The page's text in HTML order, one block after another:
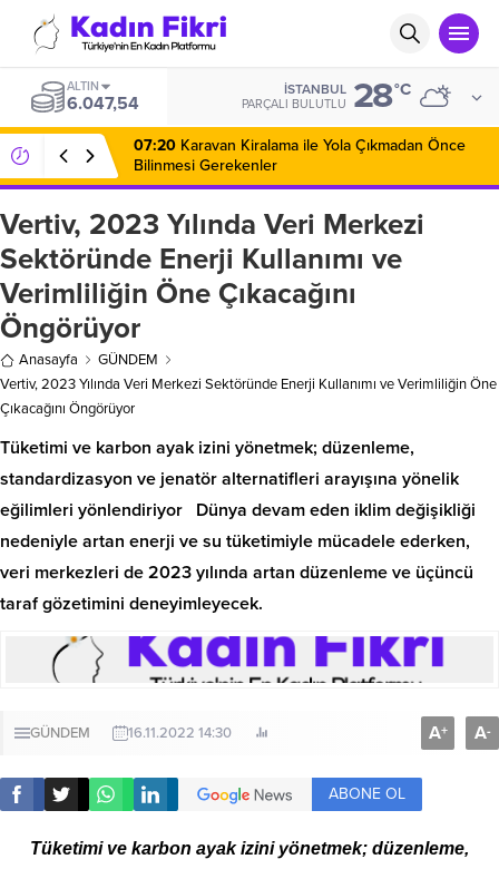
ALTIN
6.047,54
İSTANBUL
PARÇALI BULUTLU 28°C
07:20 Karavan Kiralama ile Yola Çıkmadan Önce
Bilinmesi Gerekenler
Vertiv, 2023 Yılında Veri Merkezi
Sektöründe Enerji Kullanımı ve
Verimliliğin Öne Çıkacağını
Öngörüyor
Anasayfa
GÜNDEM
Vertiv, 2023 Yılında Veri Merkezi Sektöründe Enerji Kullanımı ve Verimliliğin Öne
Çıkacağını Öngörüyor
Tüketimi ve karbon ayak izini yönetmek; düzenleme,
standardizasyon ve jenatör alternatifleri arayışına yönelik
eğilimleri yönlendiriyor Dünya devam eden iklim değişikliği
nedeniyle artan enerji ve su tüketimiyle mücadele ederken,
veri merkezleri de 2023 yılında artan düzenleme ve üçüncü
taraf gözetimini deneyimleyecek.
GÜNDEM 16.11.2022 14:30 A+ A-
ABONE OL
Tüketimi ve karbon ayak izini yönetmek; düzenleme,